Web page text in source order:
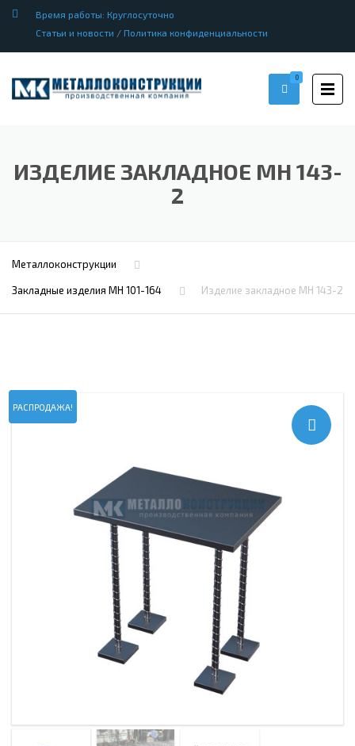
Время работы: Круглосуточно
Статьи и новости / Политика конфиденциальности
0
ИЗДЕЛИЕ ЗАКЛАДНОЕ МН 143-
2
Металлоконструкции
Закладные изделия МН 101-164 Изделие закладное МН 143-2
РАСПРОДАЖА!